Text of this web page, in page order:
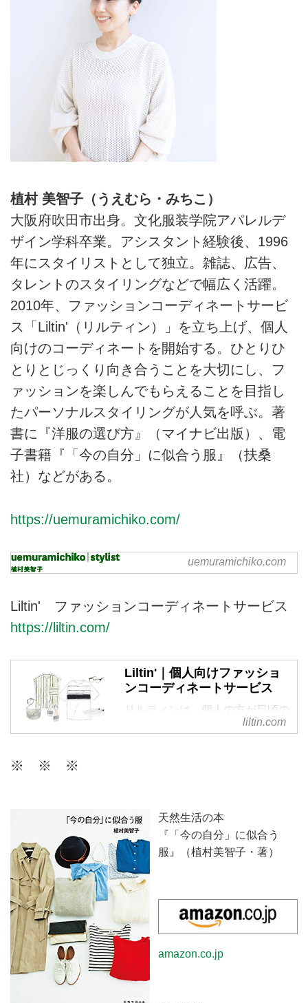
植村 美智子（うえむら・みちこ）
大阪府吹田市出身。文化服装学院アパレルデ
ザイン学科卒業。アシスタント経験後、1996
年にスタイリストとして独立。雑誌、広告、
タレントのスタイリングなどで幅広く活躍。
2010年、ファッションコーディネートサービ
ス「Liltin'（リルティン）」を立ち上げ、個人
向けのコーディネートを開始する。ひとりひ
とりとじっくり向き合うことを大切にし、フ
ァッションを楽しんでもらえることを目指し
たパーソナルスタイリングが人気を呼ぶ。著
書に『洋服の選び方』（マイナビ出版）、電
子書籍『「今の自分」に似合う服』（扶桑
社）などがある。
https://uemuramichiko.com/
uemuramichiko | stylist 植村
スタイリスト植村美智子のホーム
uemuramichiko.com
Liltin' ファッションコーディネートサービス
https://liltin.com/
Liltin'｜個人向けファッショ
ンコーディネートサービス
リルティンは、個人の方が日頃の
ファッションに関するお悩みを相
liltin.com
※ ※ ※
天然生活の本
『「今の自分」に似合う
服』（植村美智子・著）
amazon.co.jp